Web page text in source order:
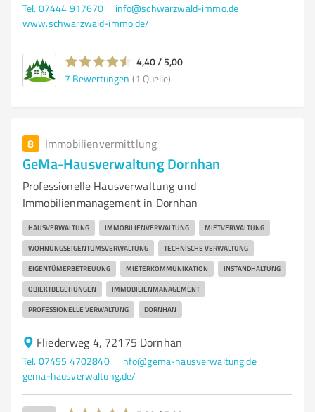
Tel. 07444 917670
info@schwarzwald-immo.de
www.schwarzwald-immo.de/
4,40 / 5,00
7 Bewertungen (1 Quelle)
8 Immobilienvermittlung
GeMa-Hausverwaltung Dornhan
Professionelle Hausverwaltung und
Immobilienmanagement in Dornhan
HAUSVERWALTUNG IMMOBILIENVERWALTUNG MIETVERWALTUNG
WOHNUNGSEIGENTUMSVERWALTUNG TECHNISCHE VERWALTUNG
EIGENTÜMERBETREUUNG MIETERKOMMUNIKATION INSTANDHALTUNG
OBJEKTBEGEHUNGEN IMMOBILIENMANAGEMENT
PROFESSIONELLE VERWALTUNG DORNHAN
Fliederweg 4, 72175 Dornhan
Tel. 07455 4702840
info@gema-hausverwaltung.de
gema-hausverwaltung.de/